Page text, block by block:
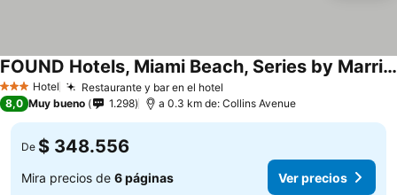
3 Estrellas
Hotel Restaurante y bar en el hotel
FOUND Hotels, Miami Beach, Series by Marriott
8,0 Muy bueno 1.298 a 0.3 km de: Collins Avenue
De $ 348.556
Mira precios de 6 páginas Ver precios